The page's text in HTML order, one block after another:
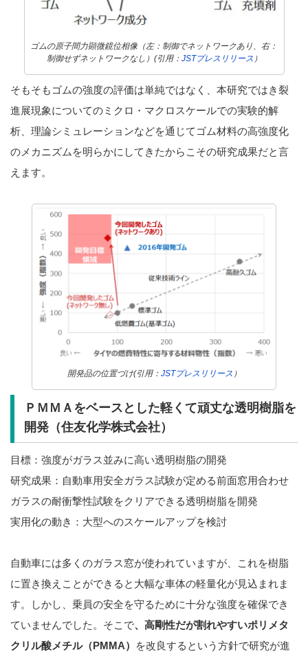
ゴムの原子間力顕微鏡位相像（左：制御でネットワークあり、右：
制御せずネットワークなし）(引用： JSTプレスリリース ）
そもそもゴムの強度の評価は単純ではなく、本研究ではき裂
進展現象についてのミクロ・マクロスケールでの実験的解
析、理論シミュレーションなどを通じてゴム材料の高強度化
のメカニズムを明らかにしてきたからこその研究成果だと言
えます。
開発品の位置づけ(引用： JSTプレスリリース ）
ＰＭＭＡをベースとした軽くて頑丈な透明樹脂を
開発（住友化学株式会社）
目標：強度がガラス並みに高い透明樹脂の開発
研究成果：自動車用安全ガラス試験が定める前面窓用合わせ
ガラスの耐衝撃性試験をクリアできる透明樹脂を開発
実用化の動き：大型へのスケールアップを検討
自動車には多くのガラス窓が使われていますが、これを樹脂
に置き換えことができると大幅な車体の軽量化が見込まれま
す。しかし、乗員の安全を守るために十分な強度を確保でき
ていませんでした。そこで、高剛性だが割れやすいポリメタ
クリル酸メチル（PMMA）
を改良するという方針で研究が進